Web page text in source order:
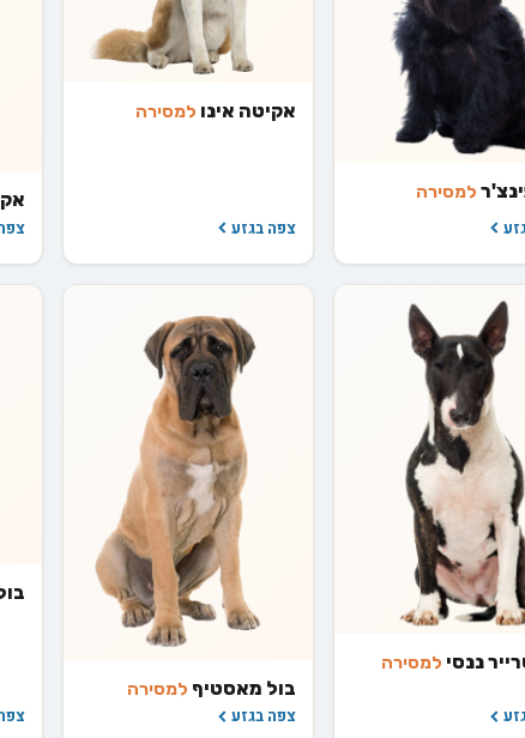
למסירה
אקיטה אינו למסירה
צפה בגזע
ננסי למסירה
בול מאסטיף למסירה
צפה בגזע